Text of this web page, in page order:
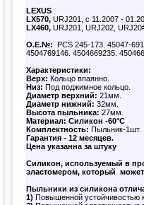
LEXUS
LX570, URJ201, с 11.2007 -
LX460, URJ201, URJ202,
О.Е.№: PCS 245-173. 45047-
4504769146. 4504669235.
Характеристики:
Верх: Кольцо впаянно.
Низ: Под поджимное кольцо.
Диаметр верхний: 21мм.
Диаметр нижний: 32мм.
Высота пыльника: 27мм.
Материал: Силикон -60°C
Комплектность: Пыльник-1шт.
Гарантия - 12 месяцев.
Цена указанна за штуку
Силикон, используемый в
эластомером, который
Пыльники из силикона
1) Повышенной устойчивостью